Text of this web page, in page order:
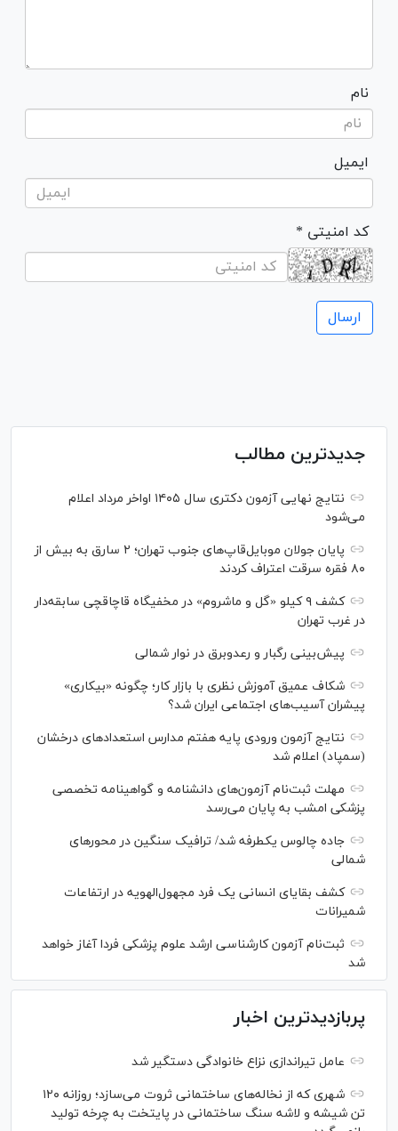
نام
ایمیل
* کد امنیتی
جدیدترین مطالب
نتایج نهایی آزمون دکتری سال ۱۴۰۵ اواخر مرداد اعلام
می‌شود
پایان جولان موبایل‌قاپ‌های جنوب تهران؛ ۲ سارق به بیش از
۸۰ فقره سرقت اعتراف کردند
کشف ۹ کیلو «گل و ماشروم» در مخفیگاه قاچاقچی سابقه‌دار
در غرب تهران
پیش‌بینی رگبار و رعدوبرق در نوار شمالی
شکاف عمیق آموزش نظری با بازار کار؛ چگونه «بیکاری»
پیشران آسیب‌های اجتماعی ایران شد؟
نتایج آزمون ورودی پایه هفتم مدارس استعدادهای درخشان
(سمپاد) اعلام شد
مهلت ثبت‌نام آزمون‌های دانشنامه و گواهینامه تخصصی
پزشکی امشب به پایان می‌رسد
جاده چالوس یکطرفه شد/ ترافیک سنگین در محورهای
شمالی
کشف بقایای انسانی یک فرد مجهول‌الهویه در ارتفاعات
شمیرانات
ثبت‌نام آزمون کارشناسی ارشد علوم پزشکی فردا آغاز خواهد
شد
پربازدیدترین اخبار
عامل تیراندازی نزاع خانوادگی دستگیر شد
شهری که از نخاله‌های ساختمانی ثروت می‌سازد؛ روزانه ۱۲۰
تن شیشه و لاشه سنگ ساختمانی در پایتخت به چرخه تولید